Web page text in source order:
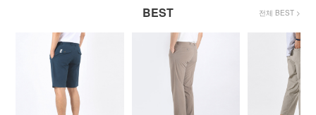
BEST 전체 BEST >